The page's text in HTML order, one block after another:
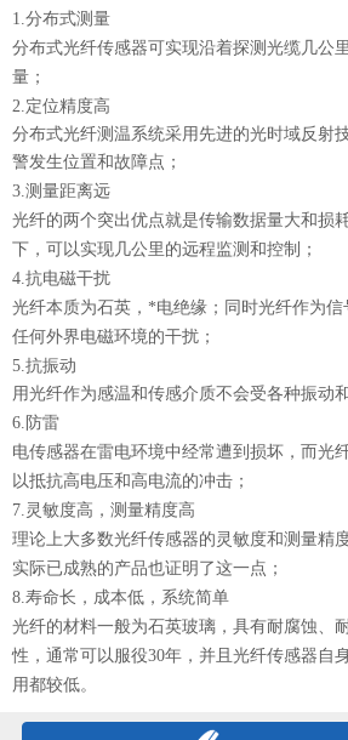
1.分布式测量
分布式光纤传感器可实现沿着探测光缆几公
量；
2.定位精度高
分布式光纤测温系统采用先进的光时域反射
警发生位置和故障点；
3.测量距离远
光纤的两个突出优点就是传输数据量大和损
下，可以实现几公里的远程监测和控制；
4.抗电磁干扰
光纤本质为石英，*电绝缘；同时光纤作为
任何外界电磁环境的干扰；
5.抗振动
用光纤作为感温和传感介质不会受各种振动
6.防雷
电传感器在雷电环境中经常遭到损坏，而光
以抵抗高电压和高电流的冲击；
7.灵敏度高，测量精度高
理论上大多数光纤传感器的灵敏度和测量精
实际已成熟的产品也证明了这一点；
8.寿命长，成本低，系统简单
光纤的材料一般为石英玻璃，具有耐腐蚀、
性，通常可以服役30年，并且光纤传感器自
用都较低。